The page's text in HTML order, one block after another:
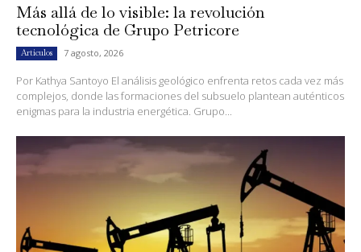
Más allá de lo visible: la revolución
tecnológica de Grupo Petricore
Artículos 7 agosto, 2026
Por Kathya Santoyo El análisis geológico enfrenta retos cada vez más
complejos, donde las formaciones del subsuelo plantean auténticos
enigmas para la industria energética. Grupo...